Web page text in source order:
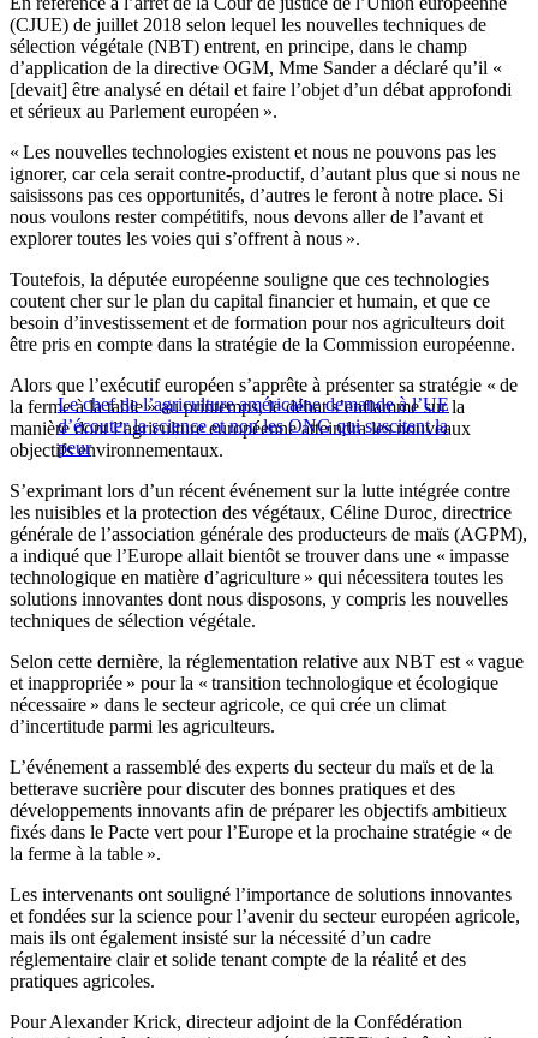
(CJUE) de juillet 2018 selon lequel les nouvelles techniques de
sélection végétale (NBT) entrent, en principe, dans le champ
d’application de la directive OGM, Mme Sander a déclaré qu’il «
[devait] être analysé en détail et faire l’objet d’un débat approfondi
et sérieux au Parlement européen ».
« Les nouvelles technologies existent et nous ne pouvons pas les
ignorer, car cela serait contre-productif, d’autant plus que si nous ne
saisissons pas ces opportunités, d’autres le feront à notre place. Si
nous voulons rester compétitifs, nous devons aller de l’avant et
explorer toutes les voies qui s’offrent à nous ».
Toutefois, la députée européenne souligne que ces technologies
coutent cher sur le plan du capital financier et humain, et que ce
besoin d’investissement et de formation pour nos agriculteurs doit
être pris en compte dans la stratégie de la Commission européenne.
Le chef de l’agriculture américaine demande à l’UE
d’écouter la science et non les ONG qui suscitent la
peur
Alors que l’exécutif européen s’apprête à présenter sa stratégie « de
la ferme à la table » au printemps, le débat s’enflamme sur la
manière dont l’agriculture européenne atteindra les nouveaux
objectifs environnementaux.
S’exprimant lors d’un récent événement sur la lutte intégrée contre
les nuisibles et la protection des végétaux, Céline Duroc, directrice
générale de l’association générale des producteurs de maïs (AGPM),
a indiqué que l’Europe allait bientôt se trouver dans une « impasse
technologique en matière d’agriculture » qui nécessitera toutes les
solutions innovantes dont nous disposons, y compris les nouvelles
techniques de sélection végétale.
Selon cette dernière, la réglementation relative aux NBT est « vague
et inappropriée » pour la « transition technologique et écologique
nécessaire » dans le secteur agricole, ce qui crée un climat
d’incertitude parmi les agriculteurs.
L’événement a rassemblé des experts du secteur du maïs et de la
betterave sucrière pour discuter des bonnes pratiques et des
développements innovants afin de préparer les objectifs ambitieux
fixés dans le Pacte vert pour l’Europe et la prochaine stratégie « de
la ferme à la table ».
Les intervenants ont souligné l’importance de solutions innovantes
et fondées sur la science pour l’avenir du secteur européen agricole,
mais ils ont également insisté sur la nécessité d’un cadre
réglementaire clair et solide tenant compte de la réalité et des
pratiques agricoles.
Pour Alexander Krick, directeur adjoint de la Confédération